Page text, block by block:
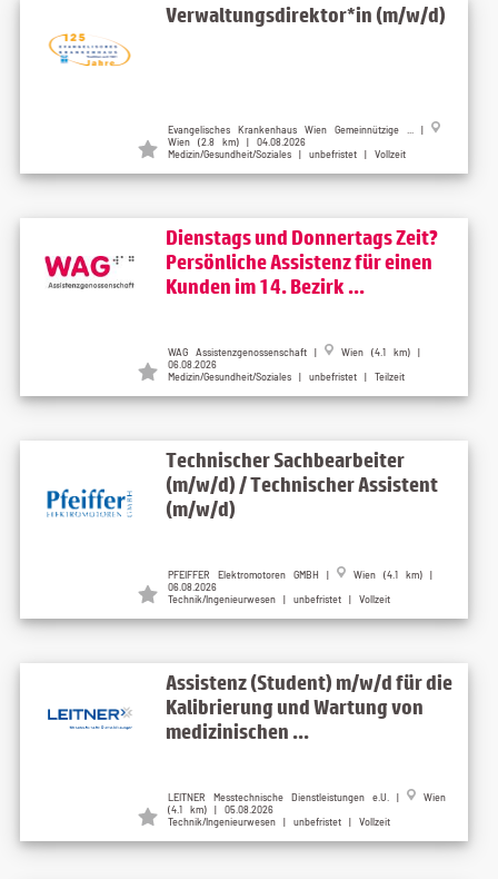
Verwaltungsdirektor*in (m/w/d)
Evangelisches Krankenhaus Wien Gemeinnützige ... |
Wien (2.8 km) | 04.08.2026
Medizin/Gesundheit/Soziales | unbefristet | Vollzeit
Dienstags und Donnertags Zeit?
Persönliche Assistenz für einen
Kunden im 14. Bezirk ...
WAG Assistenzgenossenschaft |
Wien (4.1 km) |
06.08.2026
Medizin/Gesundheit/Soziales | unbefristet | Teilzeit
Technischer Sachbearbeiter
(m/w/d) / Technischer Assistent
(m/w/d)
PFEIFFER Elektromotoren GMBH |
Wien (4.1 km) |
06.08.2026
Technik/Ingenieurwesen | unbefristet | Vollzeit
Assistenz (Student) m/w/d für die
Kalibrierung und Wartung von
medizinischen ...
LEITNER Messtechnische Dienstleistungen e.U. |
Wien
(4.1 km) | 05.08.2026
Technik/Ingenieurwesen | unbefristet | Vollzeit